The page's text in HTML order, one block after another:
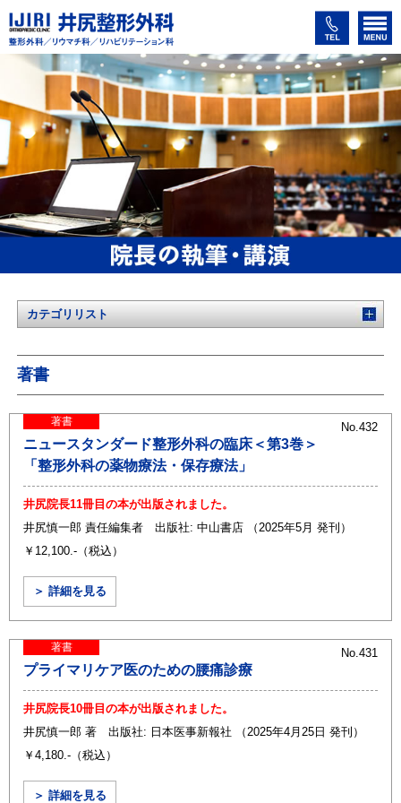
カテゴリリスト
著書
著書 No.432
ニュースタンダード整形外科の臨床＜第3巻＞
「整形外科の薬物療法・保存療法」
井尻院長11冊目の本が出版されました。
井尻慎一郎 責任編集者 出版社: 中山書店 （2025年5月 発刊）
￥12,100.-（税込）
＞ 詳細を見る
著書 No.431
プライマリケア医のための腰痛診療
井尻院長10冊目の本が出版されました。
井尻慎一郎 著 出版社: 日本医事新報社 （2025年4月25日 発刊）
￥4,180.-（税込）
＞ 詳細を見る